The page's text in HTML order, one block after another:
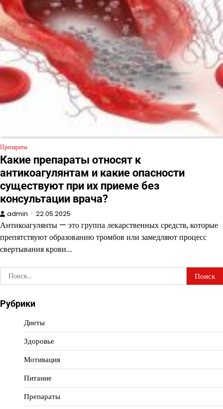
Препараты
Какие препараты относят к
антикоагулянтам и какие опасности
существуют при их приеме без
консультации врача?
admin 22.05.2025
Антикоагулянты — это группа лекарственных средств, которые
препятствуют образованию тромбов или замедляют процесс
свертывания крови.…
Найти:
Рубрики
Диеты
Здоровье
Мотивация
Питание
Препараты